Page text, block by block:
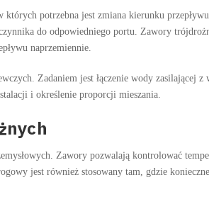
potrzebna jest zmiana kierunku
do odpowiedniego portu. Zawory
naprzemiennie.
Zadaniem jest łączenie wody zasilającej
i określenie proporcji mieszania.
Zawory pozwalają kontrolować
jest również stosowany tam, gdzie